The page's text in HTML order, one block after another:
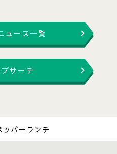
ュース一覧
サーチ
ッパーランチ